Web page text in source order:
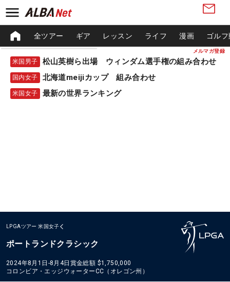
メルマガ登録
全ツアー ギア レッスン ライフ 漫画 ゴル
米国男子 松山英樹ら出場 ウィンダム選手権の組み合わせ
国内女子 北海道meijiカップ 組み合わせ
米国女子 最新の世界ランキング
LPGAツアー 米国女子
ポートランドクラシック
2024年8月1日-8月4日 賞金総額 $1,750,000
コロンビア・エッジウォーターCC（オレゴン州）